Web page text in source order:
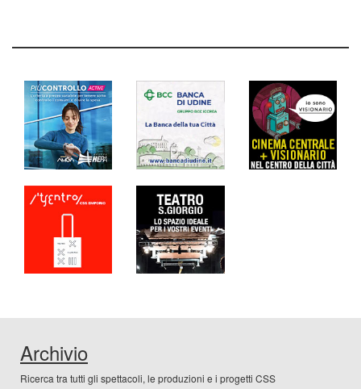
Archivio
Ricerca tra tutti gli spettacoli, le produzioni e i progetti CSS